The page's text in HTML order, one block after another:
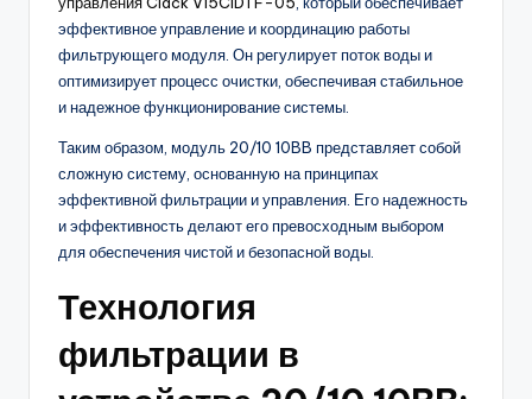
эффективное управление и координацию работы
фильтрующего модуля. Он регулирует поток воды и
оптимизирует процесс очистки, обеспечивая стабильное
и надежное функционирование системы.
Таким образом, модуль 20/10 10BB представляет собой
сложную систему, основанную на принципах
эффективной фильтрации и управления. Его надежность
и эффективность делают его превосходным выбором
для обеспечения чистой и безопасной воды.
Технология
фильтрации в